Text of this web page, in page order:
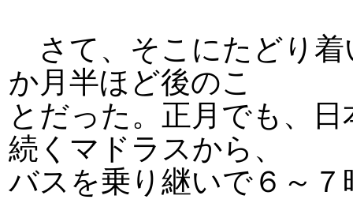
さて、そこにたどり着
か月半ほど後のこ
とだった。正月でも、
続くマドラスから、
バスを乗り継いで６～